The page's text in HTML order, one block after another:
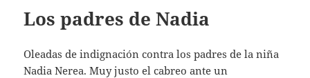
Los padres de Nadia
Oleadas de indignación contra los padres de la niña
Nadia Nerea. Muy justo el cabreo ante un